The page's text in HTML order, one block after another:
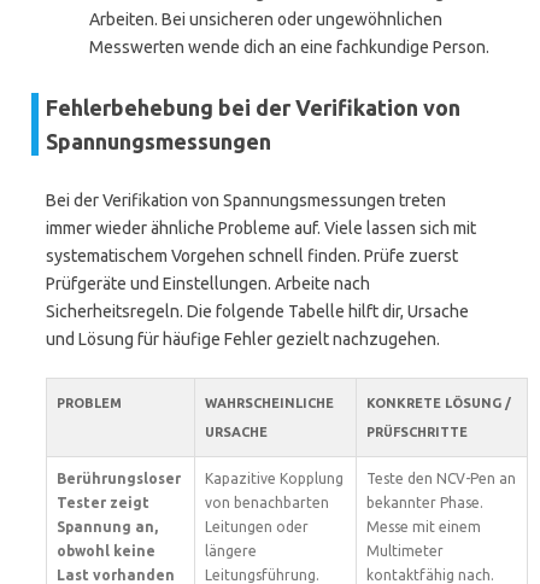
Arbeiten. Bei unsicheren oder ungewöhnlichen
Messwerten wende dich an eine fachkundige Person.
Fehlerbehebung bei der Verifikation von
Spannungsmessungen
Bei der Verifikation von Spannungsmessungen treten
immer wieder ähnliche Probleme auf. Viele lassen sich mit
systematischem Vorgehen schnell finden. Prüfe zuerst
Prüfgeräte und Einstellungen. Arbeite nach
Sicherheitsregeln. Die folgende Tabelle hilft dir, Ursache
und Lösung für häufige Fehler gezielt nachzugehen.
PROBLEM
WAHRSCHEINLICHE
URSACHE
KONKRETE LÖSUNG /
PRÜFSCHRITTE
Berührungsloser
Tester zeigt
Spannung an,
obwohl keine
Last vorhanden
Kapazitive Kopplung
von benachbarten
Leitungen oder
längere
Leitungsführung.
Teste den NCV-Pen an
bekannter Phase.
Messe mit einem
Multimeter
kontaktfähig nach.